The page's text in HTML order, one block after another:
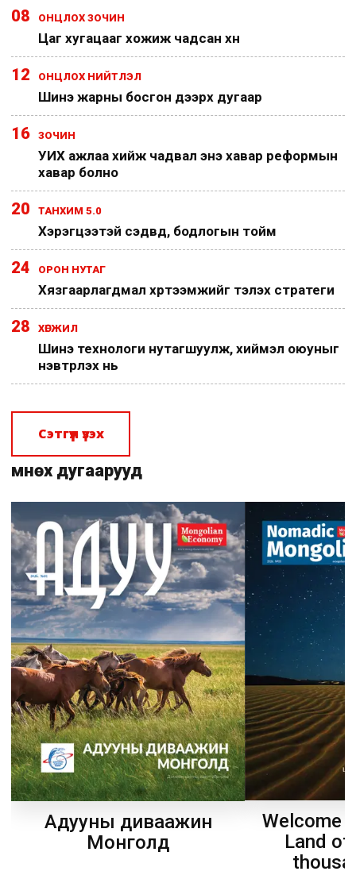
08 ОНЦЛОХ ЗОЧИН
Цаг хугацааг хожиж чадсан хүн
12 ОНЦЛОХ НИЙТЛЭЛ
Шинэ жарны босгон дээрх дугаар
16 ЗОЧИН
УИХ ажлаа хийж чадвал энэ хавар реформын
хавар болно
20 ТАНХИМ 5.0
Хэрэгцээтэй сэдвүүд, бодлогын тойм
24 ОРОН НУТАГ
Хязгаарлагдмал хүртээмжийг тэлэх стратеги
28 ХӨГЖИЛ
Шинэ технологи нутагшуулж, хиймэл оюуныг
нэвтрүүлэх нь
Сэтгүүл үзэх
Өмнөх дугаарууд
Адууны диваажин
Монголд
Welcome
Land of